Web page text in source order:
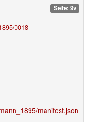
Seite: 9v
0018
manifest.json